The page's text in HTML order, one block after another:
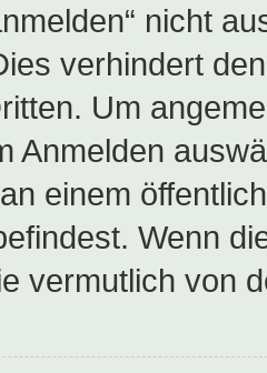
nicht
verhindert
Um
Anmelden
einem
Wenn
vermutlich von